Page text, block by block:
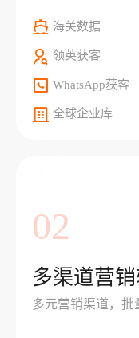
海关数据
领英获客
WhatsApp获客
全球企业库
02
多渠道营
多元营销渠道，批